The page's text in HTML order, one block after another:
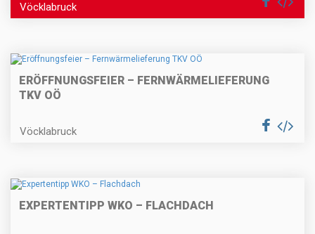
Vöcklabruck
ERÖFFNUNGSFEIER – FERNWÄRMELIEFERUNG
TKV OÖ
Vöcklabruck
EXPERTENTIPP WKO – FLACHDACH